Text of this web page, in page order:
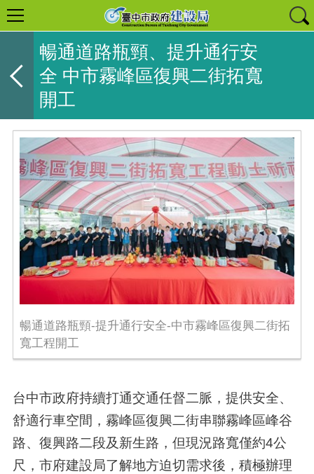
暢通道路瓶頸、提升通行安
全 中市霧峰區復興二街拓寬
開工
暢通道路瓶頸-提升通行安全-中市霧峰區復興二街拓
寬工程開工
台中市政府持續打通交通任督二脈，提供安全、
舒適行車空間，霧峰區復興二街串聯霧峰區峰谷
路、復興路二段及新生路，但現況路寬僅約4公
尺，市府建設局了解地方迫切需求後，積極辦理